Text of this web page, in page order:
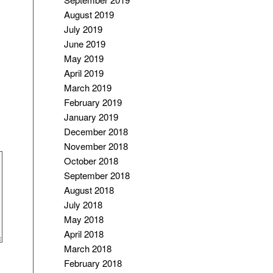
August 2019
July 2019
June 2019
May 2019
April 2019
March 2019
February 2019
January 2019
December 2018
November 2018
October 2018
September 2018
August 2018
July 2018
May 2018
April 2018
March 2018
February 2018